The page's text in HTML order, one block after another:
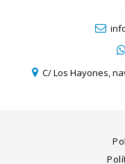
C/ Los Hayones,